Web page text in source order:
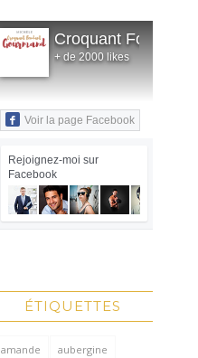
Croquant Fondant
+ de 2000 likes
Voir la page Facebook
Rejoignez-moi sur
Facebook
ÉTIQUETTES
amande aubergine